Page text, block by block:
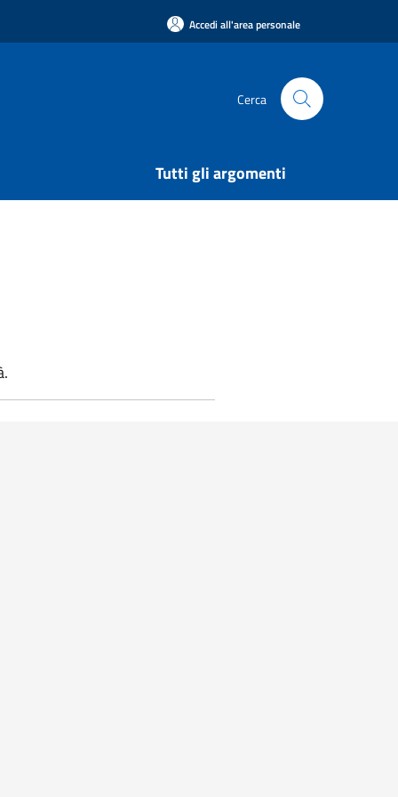
Accedi all'area personale
Cerca
Tutti gli argomenti